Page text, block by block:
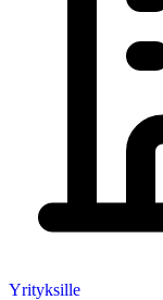
Yrityksille